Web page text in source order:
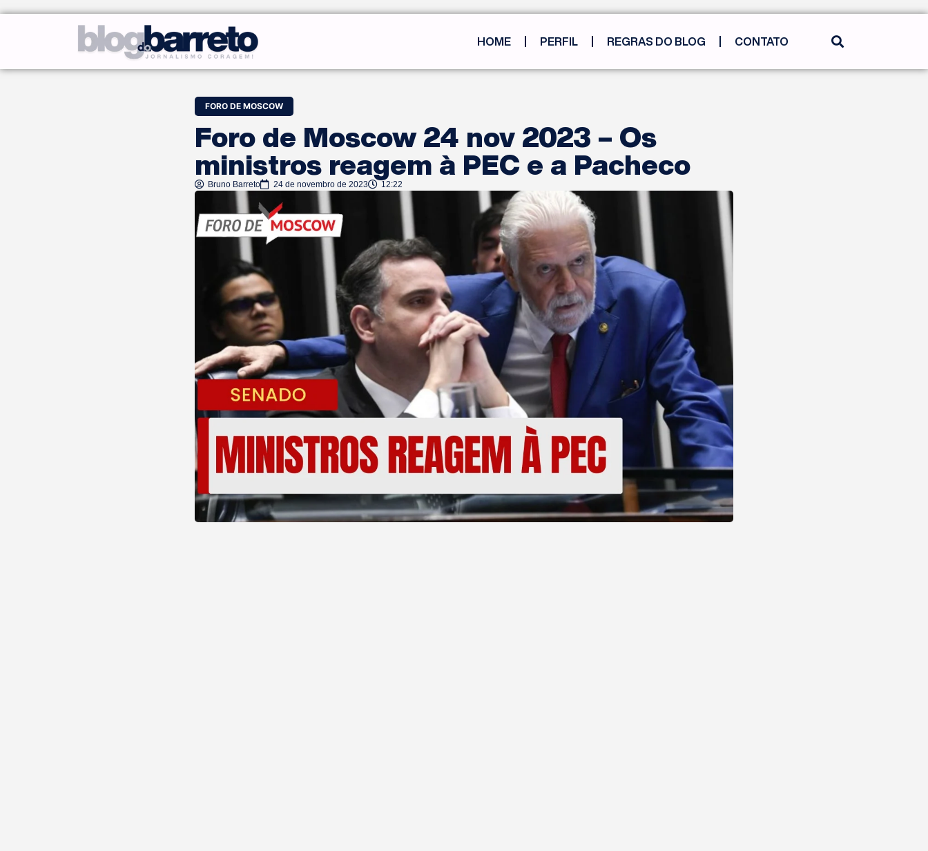
HOME PERFIL REGRAS DO BLOG CONTATO
FORO DE MOSCOW
Foro de Moscow 24 nov 2023 – Os
ministros reagem à PEC e a Pacheco
Bruno Barreto 24 de novembro de 2023 12:22